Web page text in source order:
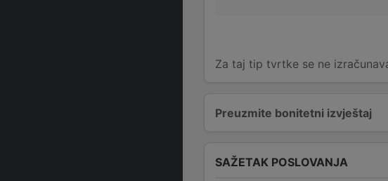
Preuzmite bonitetni izvještaj
Za taj tip tvrtke se ne
SAŽETAK POSLOVANJA